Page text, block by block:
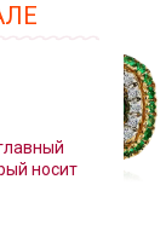
носит